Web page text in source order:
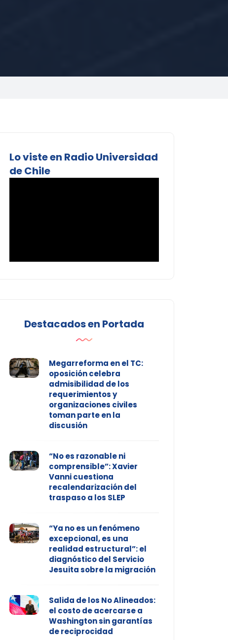
Lo viste en Radio Universidad
de Chile
Destacados en Portada
Megarreforma en el TC:
oposición celebra
admisibilidad de los
requerimientos y
organizaciones civiles
toman parte en la
discusión
“No es razonable ni
comprensible”: Xavier
Vanni cuestiona
recalendarización del
traspaso a los SLEP
“Ya no es un fenómeno
excepcional, es una
realidad estructural”: el
diagnóstico del Servicio
Jesuita sobre la migración
Salida de los No Alineados:
el costo de acercarse a
Washington sin garantías
de reciprocidad